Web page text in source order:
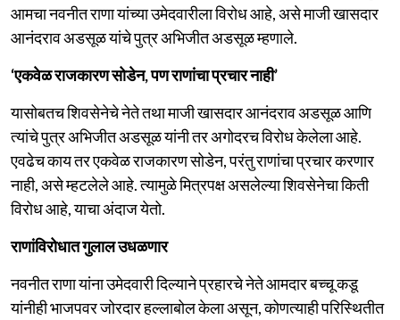
आमचा नवनीत राणा यांच्या उमेदवारीला विरोध आहे, असे माजी खासदार
आनंदराव अडसूळ यांचे पुत्र अभिजीत अडसूळ म्हणाले.
‘एकवेळ राजकारण सोडेन, पण राणांचा प्रचार नाही’
यासोबतच शिवसेनेचे नेते तथा माजी खासदार आनंदराव अडसूळ आणि
त्यांचे पुत्र अभिजीत अडसूळ यांनी तर अगोदरच विरोध केलेला आहे.
एवढेच काय तर एकवेळ राजकारण सोडेन, परंतु राणांचा प्रचार करणार
नाही, असे म्हटलेले आहे. त्यामुळे मित्रपक्ष असलेल्या शिवसेनेचा किती
विरोध आहे, याचा अंदाज येतो.
राणांविरोधात गुलाल उधळणार
नवनीत राणा यांना उमेदवारी दिल्याने प्रहारचे नेते आमदार बच्चू कडू
यांनीही भाजपवर जोरदार हल्लाबोल केला असून, कोणत्याही परिस्थितीत